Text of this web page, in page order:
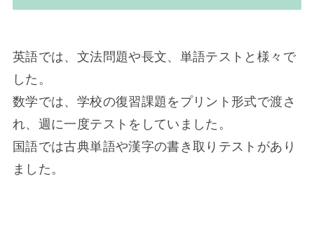
英語では、文法問題や長文、単語テストと様々で
した。
数学では、学校の復習課題をプリント形式で渡さ
れ、週に一度テストをしていました。
国語では古典単語や漢字の書き取りテストがあり
ました。